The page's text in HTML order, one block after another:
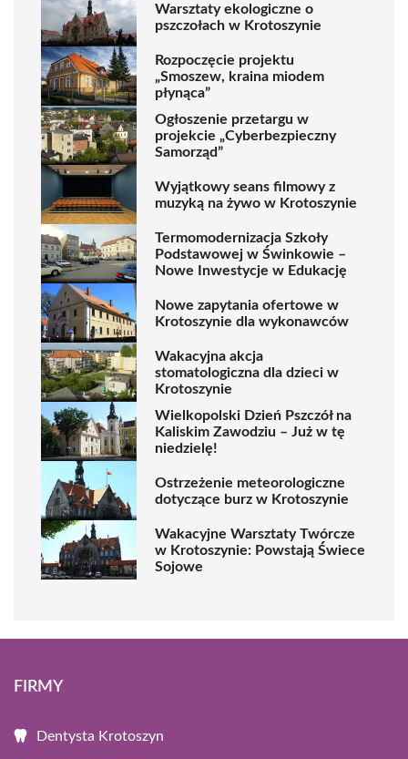
Warsztaty ekologiczne o
pszczołach w Krotoszynie
Rozpoczęcie projektu
„Smoszew, kraina miodem
płynąca”
Ogłoszenie przetargu w
projekcie „Cyberbezpieczny
Samorząd”
Wyjątkowy seans filmowy z
muzyką na żywo w Krotoszynie
Termomodernizacja Szkoły
Podstawowej w Świnkowie –
Nowe Inwestycje w Edukację
Nowe zapytania ofertowe w
Krotoszynie dla wykonawców
Wakacyjna akcja
stomatologiczna dla dzieci w
Krotoszynie
Wielkopolski Dzień Pszczół na
Kaliskim Zawodziu – Już w tę
niedzielę!
Ostrzeżenie meteorologiczne
dotyczące burz w Krotoszynie
Wakacyjne Warsztaty Twórcze
w Krotoszynie: Powstają Świece
Sojowe
FIRMY
Dentysta Krotoszyn